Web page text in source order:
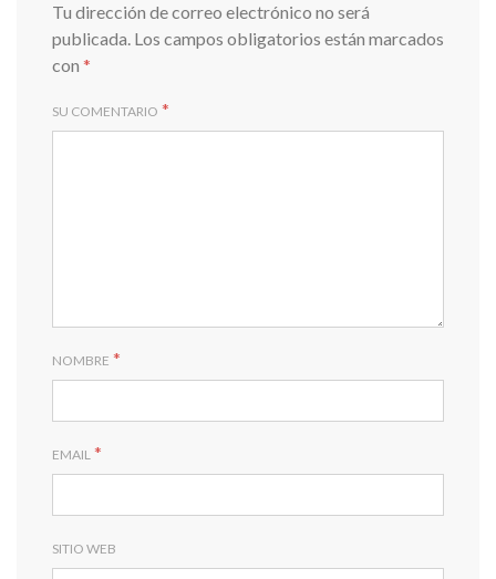
Tu dirección de correo electrónico no será
publicada. Los campos obligatorios están marcados
con *
SU COMENTARIO *
NOMBRE *
EMAIL *
SITIO WEB